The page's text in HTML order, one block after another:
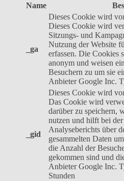
Name
_ga
Dieses Cookie wird
Dieses Cookie wird
Sitzungs- und
Nutzung der Website
erfassen. Die Cookies
anonym und weisen
Besuchern zu um sie
Anbieter Google Inc.
_gid
Dieses Cookie wird
Das Cookie wird
darüber zu speichern,
nutzen und hilft bei
Analyseberichts über
gesammelten Daten
die Anzahl der
gekommen sind und
Anbieter Google Inc.
Stunden